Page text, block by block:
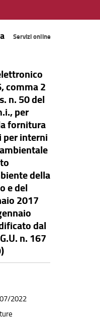
Servizi online
comma 2
n. 50 del
per
fornitura
per interni
della
e del
2017
dal
n. 167
2022